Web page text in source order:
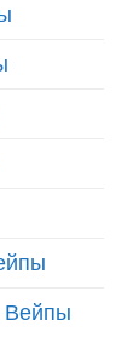
Вейпы